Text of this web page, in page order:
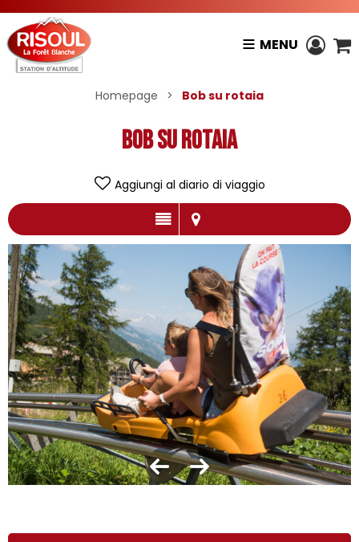
MENU
Homepage > Bob su rotaia
Bob su rotaia
Aggiungi al diario di viaggio